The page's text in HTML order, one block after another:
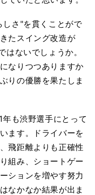
さ"を貫くことがで
たスイング改造が
ないでしょうか。
なりつつありますか
りの優勝を果たしま
も渋野選手にとって
ます。ドライバーを
飛距離よりも正確性
組み、ショートゲー
ションを増やす努力
なかなか結果が出ま